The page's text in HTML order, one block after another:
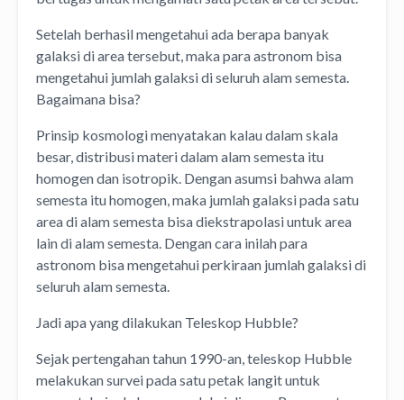
Setelah berhasil mengetahui ada berapa banyak
galaksi di area tersebut, maka para astronom bisa
mengetahui jumlah galaksi di seluruh alam semesta.
Bagaimana bisa?
Prinsip kosmologi menyatakan kalau dalam skala
besar, distribusi materi dalam alam semesta itu
homogen dan isotropik. Dengan asumsi bahwa alam
semesta itu homogen, maka jumlah galaksi pada satu
area di alam semesta bisa diekstrapolasi untuk area
lain di alam semesta. Dengan cara inilah para
astronom bisa mengetahui perkiraan jumlah galaksi di
seluruh alam semesta.
Jadi apa yang dilakukan Teleskop Hubble?
Sejak pertengahan tahun 1990-an, teleskop Hubble
melakukan survei pada satu petak langit untuk